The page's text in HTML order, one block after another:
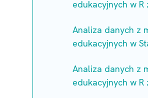
edukacyjnych w
Analiza danych z
edukacyjnych w
Analiza danych z
edukacyjnych w